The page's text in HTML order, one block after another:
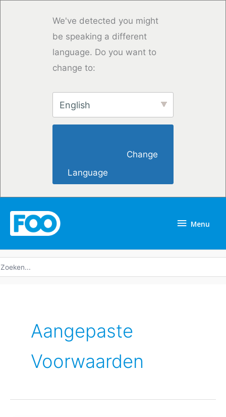
We've detected you might
be speaking a different
language. Do you want to
change to:
English
Language
Menu
Aangepaste
Voorwaarden